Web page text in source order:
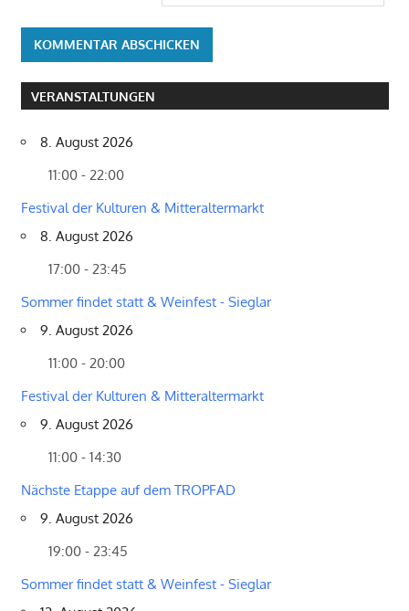
VERANSTALTUNGEN
8. August 2026
11:00 - 22:00
Festival der Kulturen & Mitteraltermarkt
8. August 2026
17:00 - 23:45
Sommer findet statt & Weinfest - Sieglar
9. August 2026
11:00 - 20:00
Festival der Kulturen & Mitteraltermarkt
9. August 2026
11:00 - 14:30
Nächste Etappe auf dem TROPFAD
9. August 2026
19:00 - 23:45
Sommer findet statt & Weinfest - Sieglar